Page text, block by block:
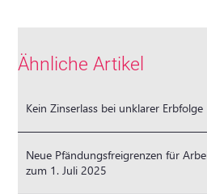
Ähnliche Artikel
Kein Zinserlass bei unklarer Erbfolge
Neue Pfändungsfreigrenzen für
zum 1. Juli 2025